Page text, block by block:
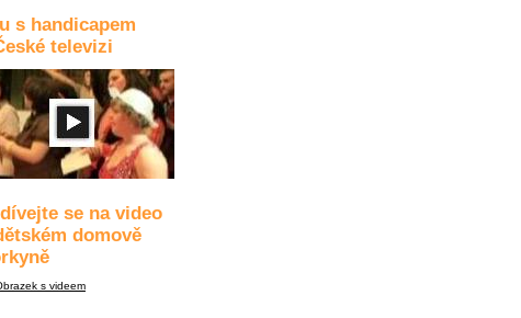
s handicapem
televizi
se na video
domově